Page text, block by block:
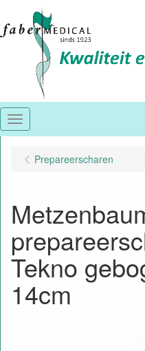
Menu
Prepareerscharen
Tekno
14cm